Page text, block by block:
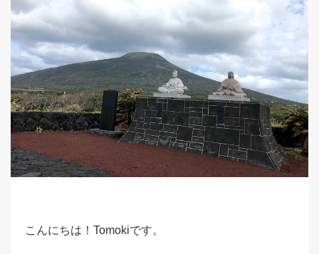
こんにちは！Tomokiです。